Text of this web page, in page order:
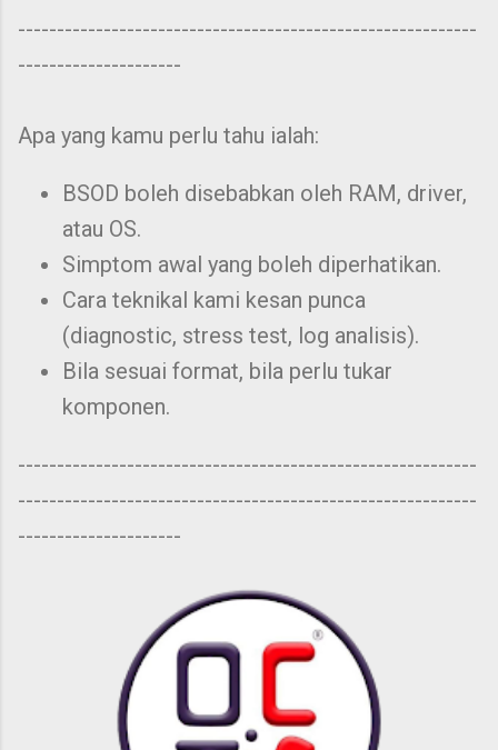
-----------------------------------------------------------
---------------------
Apa yang kamu perlu tahu ialah:
BSOD boleh disebabkan oleh RAM, driver,
atau OS.
Simptom awal yang boleh diperhatikan.
Cara teknikal kami kesan punca
(diagnostic, stress test, log analisis).
Bila sesuai format, bila perlu tukar
komponen.
-----------------------------------------------------------
-----------------------------------------------------------
---------------------